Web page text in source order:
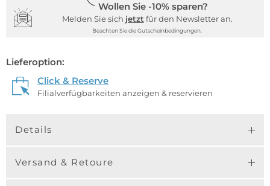
Wollen Sie -10% sparen?
Melden Sie sich jetzt für den Newsletter an.
Beachten Sie die Gutscheinbedingungen.
Lieferoption:
Click & Reserve
Filialverfügbarkeiten anzeigen & reservieren
Details
Versand & Retoure